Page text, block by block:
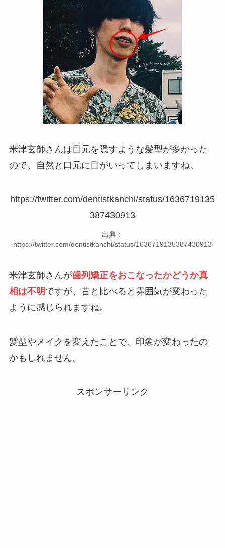
米津玄師さんは目元を隠すような髪型が多かった
ので、自然と口元に目がいってしまいますね。
https://twitter.com/dentistkanchi/status/1636719135
387430913
出典：
https://twitter.com/dentistkanchi/status/1636719135387430913
米津玄師さんが歯列矯正をおこなったかどうか真
相は不明 ですが、昔と比べると雰囲気が変わった
ように感じられますね。
髪型やメイクを変えたことで、印象が変わったの
かもしれません。
スポンサーリンク